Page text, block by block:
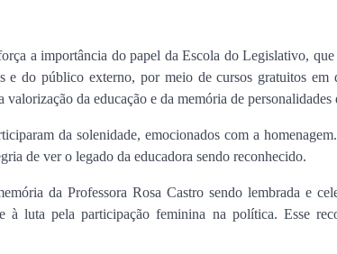
a importância do papel da Escola do Legislativo,
e do público externo, por meio de cursos gratuitos
da educação e da memória de
da solenidade, emocionados com a
de ver o legado da educadora sendo reconhecido.
da Professora Rosa Castro sendo lembrada e
à luta pela participação feminina na política. Esse